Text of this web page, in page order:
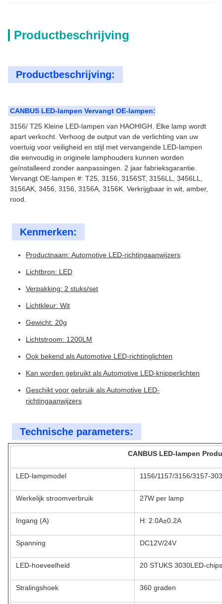
Productbeschrijving
Productbeschrijving:
CANBUS LED-lampen Vervangt OE-lampen:
3156/ T25 Kleine LED-lampen van HAOHIGH. Elke lamp wordt
apart verkocht. Verhoog de output van de verlichting van uw
voertuig voor veiligheid en stijl met vervangende LED-lampen
die eenvoudig in originele lamphouders kunnen worden
geïnstalleerd zonder aanpassingen. 2 jaar fabrieksgarantie.
Vervangt OE-lampen #: T25, 3156, 3156ST, 3156LL, 3456LL,
3156AK, 3456, 3156, 3156A, 3156K. Verkrijgbaar in wit, amber,
rood.
Kenmerken:
Productnaam: Automotive LED-richtingaanwijzers
Lichtbron: LED
Verpakking: 2 stuks/set
Lichtkleur: Wit
Gewicht: 20g
Lichtstroom: 1200LM
Ook bekend als Automotive LED-richtinglichten
Kan worden gebruikt als Automotive LED-knipperlichten
Geschikt voor gebruik als Automotive LED-
richtingaanwijzers
Technische parameters:
CANBUS LED-lampen
LED-lampmodel 1156/1157/3156/3157-
Werkelijk stroomverbruik 27W per lamp
Ingang (A) H: 2.0A±0.2A
Spanning DC12V/24V
LED-hoeveelheid 20 STUKS 3030LED-chips
Stralingshoek 360 graden